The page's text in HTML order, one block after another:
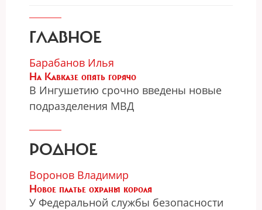
ГЛАВНОЕ
Барабанов Илья
На Кавказе опять горячо
В Ингушетию срочно введены новые
подразделения МВД
РОДНОЕ
Воронов Владимир
Новое платье охраны короля
У Федеральной службы безопасности